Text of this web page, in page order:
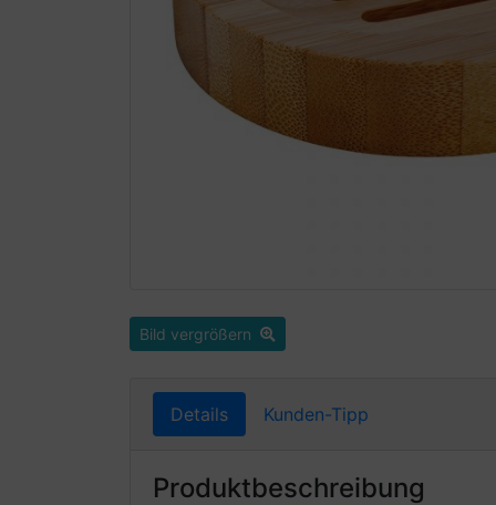
Bild vergrößern
Details Kunden-Tipp
Produktbeschreibung